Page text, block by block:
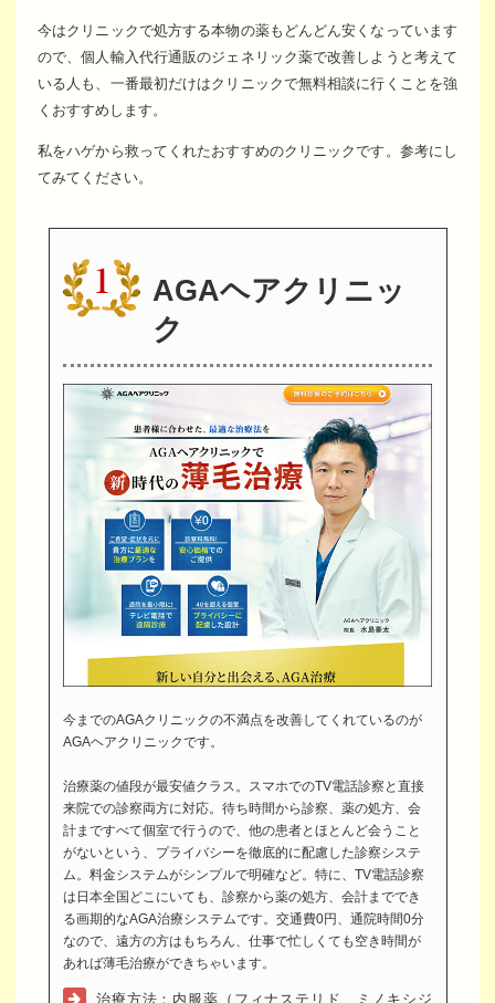
今はクリニックで処方する本物の薬もどんどん安くなっています
ので、個人輸入代行通販のジェネリック薬で改善しようと考えて
いる人も、一番最初だけはクリニックで無料相談に行くことを強
くおすすめします。
私をハゲから救ってくれたおすすめのクリニックです。参考にし
てみてください。
AGAヘアクリニッ
ク
今までのAGAクリニックの不満点を改善してくれているのが
AGAヘアクリニックです。
治療薬の値段が最安値クラス。スマホでのTV電話診察と直接
来院での診察両方に対応。待ち時間から診察、薬の処方、会
計まですべて個室で行うので、他の患者とほとんど会うこと
がないという、プライバシーを徹底的に配慮した診察システ
ム。料金システムがシンプルで明確など。特に、TV電話診察
は日本全国どこにいても、診察から薬の処方、会計まででき
る画期的なAGA治療システムです。交通費0円、通院時間0分
なので、遠方の方はもちろん、仕事で忙しくても空き時間が
あれば薄毛治療ができちゃいます。
治療方法：内服薬（フィナステリド、ミノキシジ